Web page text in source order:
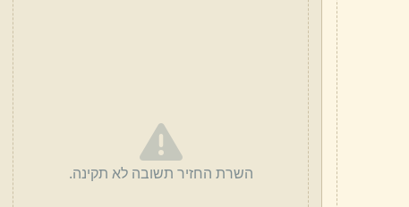
השרת החזיר תשובה לא תקינה.